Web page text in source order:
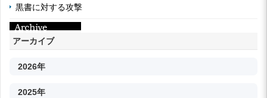
黒書に対する攻撃
アーカイブ
2026年
2025年